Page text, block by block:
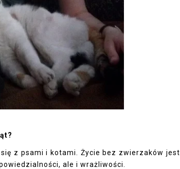
z psami i kotami. Życie bez zwierzaków jest
ale i wrażliwości.